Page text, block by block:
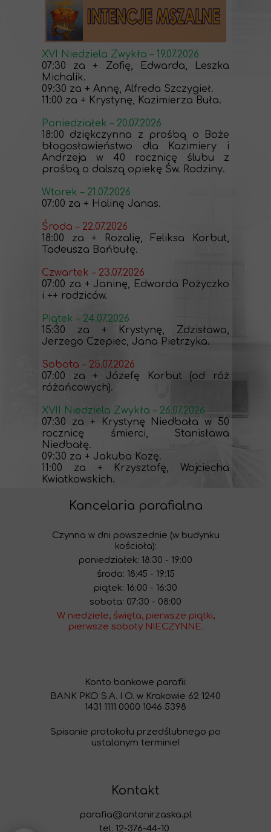
XVI Niedziela Zwykła – 19.07.2026
07:30 za + Zofię, Edwarda, Leszka
Michalik.
09:30 za + Annę, Alfreda Szczygieł.
11:00 za + Krystynę, Kazimierza Buła.
Poniedziałek – 20.07.2026
18:00 dziękczynna z prośbą o Boże
błogosławieństwo dla Kazimiery i
Andrzeja w 40 rocznicę ślubu z
prośbą o dalszą opiekę Św. Rodziny.
Wtorek – 21.07.2026
07:00 za + Halinę Janas.
Środa – 22.07.2026
18:00 za + Rozalię, Feliksa Korbut,
Tadeusza Bańbułę.
Czwartek – 23.07.2026
07:00 za + Janinę, Edwarda Pożyczko
i ++ rodziców.
Piątek – 24.07.2026
15:30 za + Krystynę, Zdzisława,
Jerzego Czepiec, Jana Pietrzyka.
Sobota – 25.07.2026
07:00 za + Józefę Korbut (od róż
różańcowych).
XVII Niedziela Zwykła – 26.07.2026
07:30 za + Krystynę Niedbała w 50
rocznicę śmierci, Stanisława
Niedbałę.
09:30 za + Jakuba Kozę.
11:00 za + Krzysztofę, Wojciecha
Kwiatkowskich.
Kancelaria parafialna
Czynna w dni powszednie (w budynku
kościoła):
poniedziałek: 18:30 - 19:00
środa: 18:45 - 19:15
piątek: 16:00 - 16:30
sobota: 07:30 - 08:00
W niedziele, święta, pierwsze piątki,
pierwsze soboty NIECZYNNE.
Konto bankowe parafii:
BANK PKO S.A. I O. w Krakowie 62 1240
1431 1111 0000 1046 5398
Spisanie protokołu przedślubnego po
ustalonym terminie!
Kontakt
parafia@antonirzaska.pl
tel. 12-376-44-10